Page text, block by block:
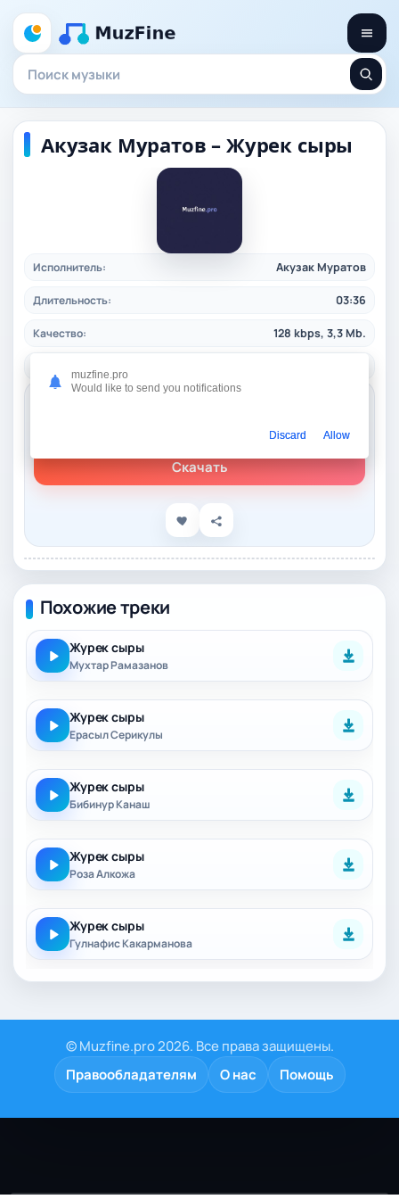
Акузак Муратов – Журек сыры
Исполнитель: Акузак Муратов
Длительность: 03:36
Качество: 128 kbps, 3,3 Mb.
Скачать
Похожие треки
Журек сыры
Мухтар Рамазанов
Журек сыры
Ерасыл Серикулы
Журек сыры
Бибинур Канаш
Журек сыры
Роза Алкожа
Журек сыры
Гулнафис Какарманова
© Muzfine.pro 2026. Все права защищены.
Правообладателям
О нас Помощь
muzfine.pro
Would like to send you notifications
Discard Allow